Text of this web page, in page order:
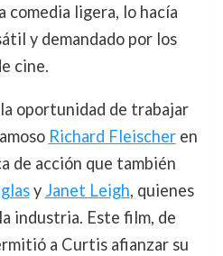
comedia ligera, lo hacía
y demandado por los
cine.
oportunidad de trabajar
Richard Fleischeren
de acción que también
y Janet Leigh, quienes
industria. Este film, de
a Curtis afianzar su